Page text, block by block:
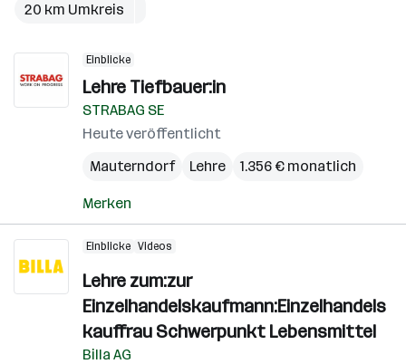
20 km Umkreis
Einblicke
Lehre Tiefbauer:in
STRABAG SE
Heute veröffentlicht
Mauterndorf
Lehre 1.356 € monatlich
Merken
Einblicke Videos
Lehre zum:zur
Einzelhandelskaufmann:Einzelhandels
kauffrau Schwerpunkt Lebensmittel
Billa AG